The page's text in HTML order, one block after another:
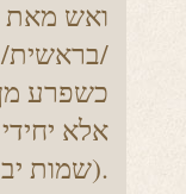
ואש מאת
/בראשית/
כשפרע
אלא
(שמות יב כט).